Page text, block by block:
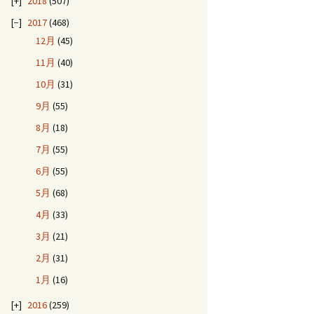
2017(468)
12月 (45)
11月 (40)
10月 (31)
9月 (55)
8月 (18)
7月 (55)
6月 (55)
5月 (68)
4月 (33)
3月 (21)
2月 (31)
1月 (16)
2016(259)